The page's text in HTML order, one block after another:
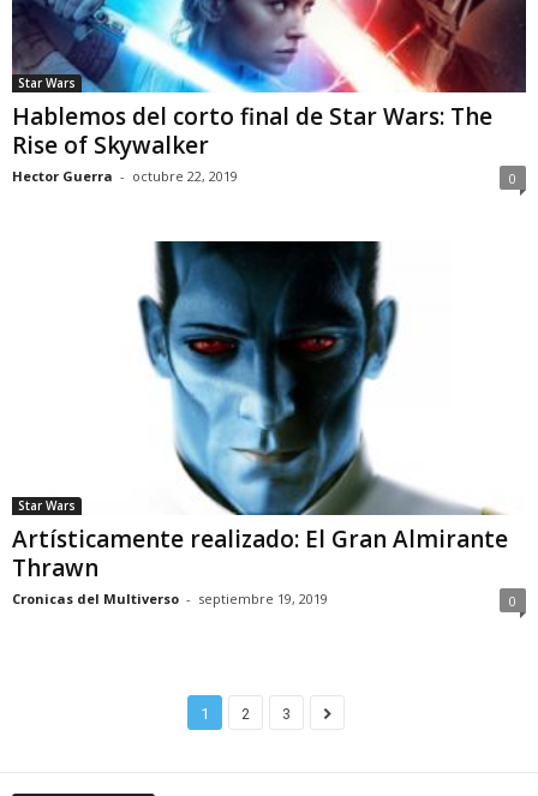
Star Wars
Hablemos del corto final de Star Wars: The
Rise of Skywalker
Hector Guerra - octubre 22, 2019 0
Star Wars
Artísticamente realizado: El Gran Almirante
Thrawn
Cronicas del Multiverso - septiembre 19, 2019 0
1 2 3